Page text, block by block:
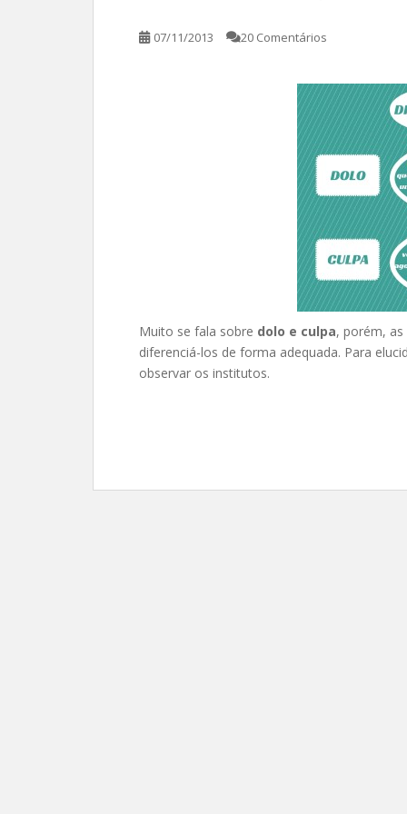
07/11/2013 20 Comentários
Muito se fala sobre dolo e culpa, porém,
diferenciá-los de forma adequada. Para
observar os institutos.